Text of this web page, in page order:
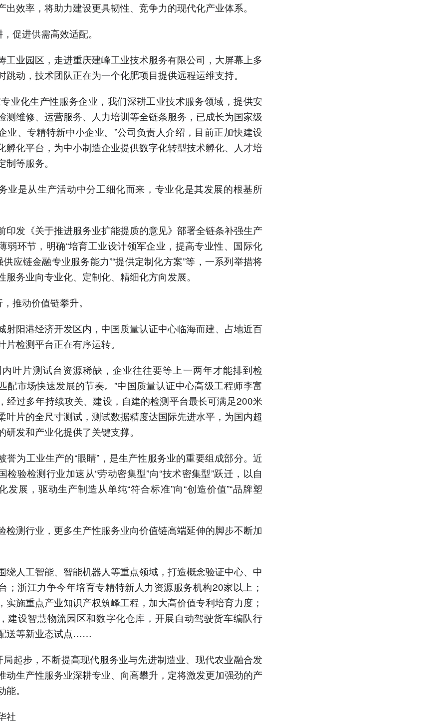
出效率，将助力建设更具韧性、竞争力的现代化产业体系。
，促进供需高效适配。
工业园区，走进重庆建峰工业技术服务有限公司，大屏幕上多
跳动，技术团队正在为一个化肥项目提供远程运维支持。
业化生产性服务企业，我们深耕工业技术服务领域，提供安
测维修、运营服务、人力培训等全链条服务，已成长为国家级
业、专精特新中小企业。”公司负责人介绍，目前正加快建设
孵化平台，为中小制造企业提供数字化转型技术孵化、人才培
制等服务。
业是从生产活动中分工细化而来，专业化是其发展的根基所
印发《关于推进服务业扩能提质的意见》部署全链条补强生产
弱环节，明确“培育工业设计领军企业，提高专业性、国际化
供应链金融专业服务能力”“提供定制化方案”等，一系列举措将
服务业向专业化、定制化、精细化方向发展。
，推动价值链攀升。
射阳港经济开发区内，中国质量认证中心临海而建、占地近百
片检测平台正在有序运转。
内叶片测试台资源稀缺，企业往往要等上一两年才能排到检
配市场快速发展的节奏。”中国质量认证中心高级工程师李富
经过多年持续攻关、建设，自建的检测平台最长可满足200米
叶片的全尺寸测试，测试数据精度达国际先进水平，为国内超
研发和产业化提供了关键支撑。
誉为工业生产的“眼睛”，是生产性服务业的重要组成部分。近
检验检测行业加速从“劳动密集型”向“技术密集型”跃迁，以自
发展，驱动生产制造从单纯“符合标准”向“创造价值”“品牌塑
检测行业，更多生产性服务业向价值链高端延伸的脚步不断加
绕人工智能、智能机器人等重点领域，打造概念验证中心、中
；浙江力争今年培育专精特新人力资源服务机构20家以上；
实施重点产业知识产权筑峰工程，加大高价值专利培育力度；
建设智慧物流园区和数字化仓库，开展自动驾驶货车编队行
送等新业态试点……
局起步，不断提高现代服务业与先进制造业、现代农业融合发
动生产性服务业深耕专业、向高攀升，定将激发更加强劲的产
。
社